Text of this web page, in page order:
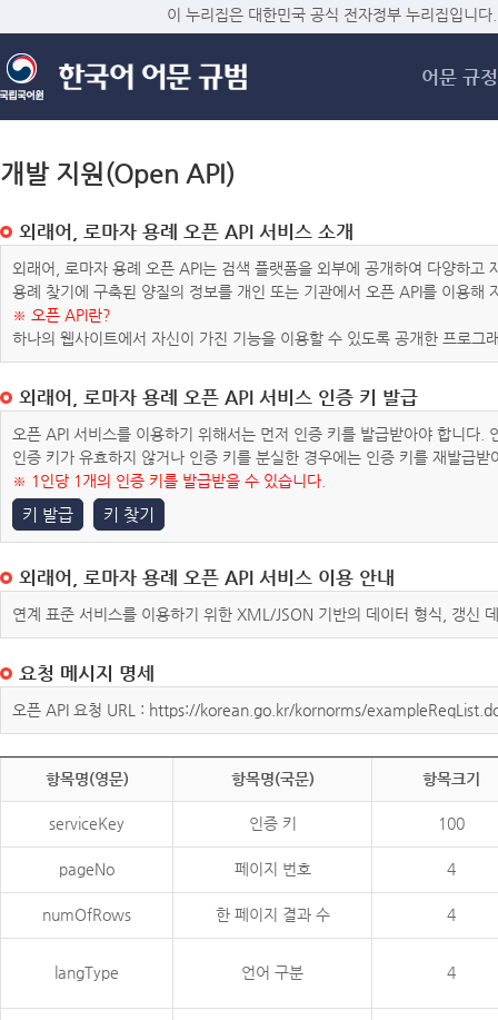
메
이 누리집은 대한민국 공식 전자정부 누리집입니다.
어문 규정
개발 지원(Open API)
외래어, 로마자 용례 오픈 API 서비스 소개
외래어, 로마자 용례 오픈 API는 검색 플랫폼을 외부에 공개하여 다양하
용례 찾기에 구축된 양질의 정보를 개인 또는 기관에서 오픈 API를 이용해
※ 오픈 API란?
하나의 웹사이트에서 자신이 가진 기능을 이용할 수 있도록 공개한 프로그
외래어, 로마자 용례 오픈 API 서비스 인증 키 발급
오픈 API 서비스를 이용하기 위해서는 먼저 인증 키를 발급받아야 합니다
인증 키가 유효하지 않거나 인증 키를 분실한 경우에는 인증 키를 재발급받
※ 1인당 1개의 인증 키를 발급받을 수 있습니다.
키 발급 키 찾기
외래어, 로마자 용례 오픈 API 서비스 이용 안내
연계 표준 서비스를 이용하기 위한 XML/JSON 기반의 데이터 형식, 갱신
요청 메시지 명세
오픈 API 요청 URL : https://korean.go.kr/kornorms/
항목명(영문) 항목명(국문) 항목크기
serviceKey 인증 키 100
pageNo 페이지 번호 4
numOfRows 한 페이지 결과 수 4
langType 언어 구분 4